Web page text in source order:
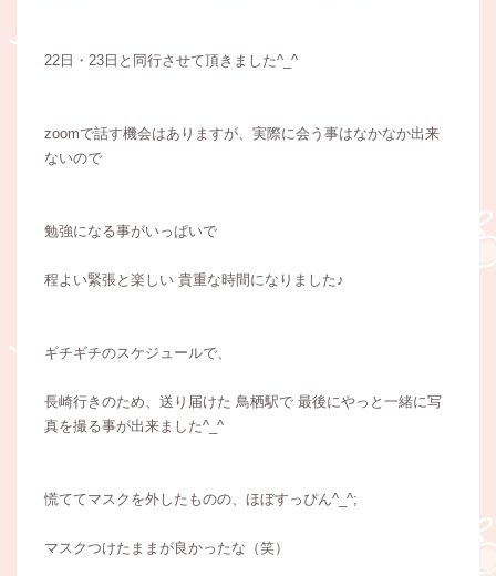
22日・23日と同行させて頂きました^_^
zoomで話す機会はありますが、実際に会う事はなかなか出来
ないので
勉強になる事がいっぱいで
程よい緊張と楽しい 貴重な時間になりました♪
ギチギチのスケジュールで、
長崎行きのため、送り届けた 鳥栖駅で 最後にやっと一緒に写
真を撮る事が出来ました^_^
慌ててマスクを外したものの、ほぼすっぴん^_^;
マスクつけたままが良かったな（笑）